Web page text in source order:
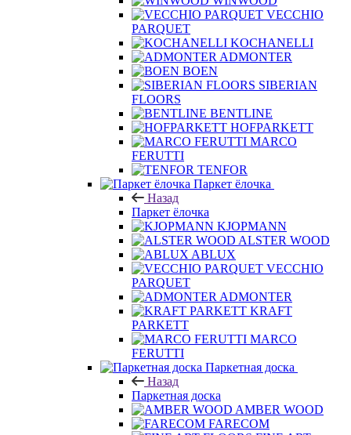
VECCHIO
PARQUET
KOCHANELLI
ADMONTER
BOEN
SIBERIAN
FLOORS
BENTLINE
HOFPARKETT
MARCO
FERUTTI
TENFOR
Паркет ёлочка
Назад
Паркет ёлочка
KJOPMANN
ALSTER WOOD
ABLUX
VECCHIO
PARQUET
ADMONTER
KRAFT
PARKETT
MARCO
FERUTTI
Паркетная доска
Назад
Паркетная доска
AMBER WOOD
FARECOM